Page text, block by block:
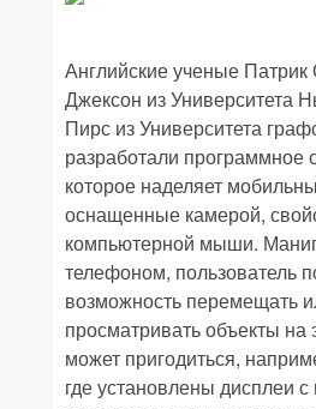
Английские ученые
Джексон из Университета
Пирс из Университета
разработали программное
которое наделяет
оснащенные камерой,
компьютерной мыши.
телефоном, пользователь
возможность перемещать
просматривать объекты
может пригодиться,
где установлены дисплеи